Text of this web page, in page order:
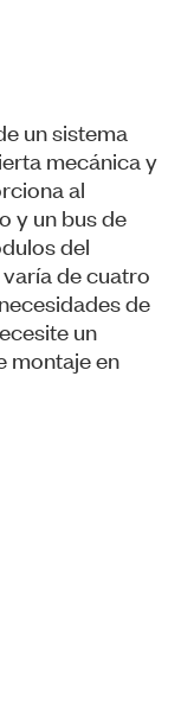
un sistema
mecánica y
al
y un bus de
del
de cuatro
de
un
montaje en